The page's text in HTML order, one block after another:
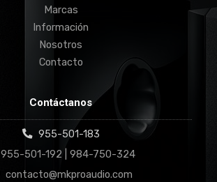
Marcas
Información
Nosotros
Contacto
Contáctanos
955-501-183
955-501-192 | 984-750-324
contacto@mkproaudio.com